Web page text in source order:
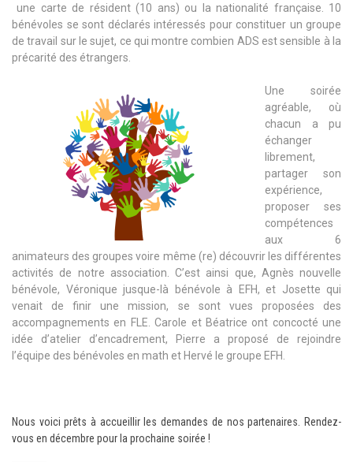
une carte de résident (10 ans) ou la nationalité française. 10
bénévoles se sont déclarés intéressés pour constituer un groupe
de travail sur le sujet, ce qui montre combien ADS est sensible à la
précarité des étrangers.
Une soirée
agréable, où
chacun a pu
échanger
librement,
partager son
expérience,
proposer ses
compétences
aux 6
animateurs des groupes voire même (re) découvrir les différentes
activités de notre association. C’est ainsi que, Agnès nouvelle
bénévole, Véronique jusque-là bénévole à EFH, et Josette qui
venait de finir une mission, se sont vues proposées des
accompagnements en FLE. Carole et Béatrice ont concocté une
idée d’atelier d’encadrement, Pierre a proposé de rejoindre
l’équipe des bénévoles en math et Hervé le groupe EFH.
Nous voici prêts à accueillir les demandes de nos partenaires. Rendez-
vous en décembre pour la prochaine soirée !